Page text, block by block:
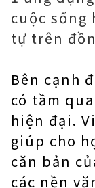
cuộc sống
tự trên
Bên cạnh
có tầm
hiện đại.
giúp cho
căn bản
các nền